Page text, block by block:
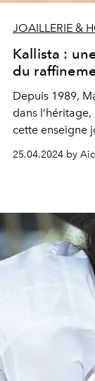
JOAILLERIE &
Kallista :
du
Depuis 1989,
dans
cette enseigne
25.04.2024 by